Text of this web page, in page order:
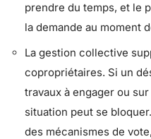
prendre du temps, et le
la demande au moment
La gestion collective
copropriétaires. Si un
travaux à engager ou
situation peut se
des mécanismes de